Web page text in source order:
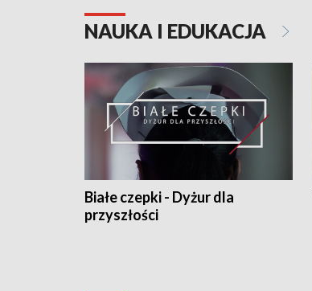
NAUKA I EDUKACJA
Białe czepki - Dyżur dla
przyszłości